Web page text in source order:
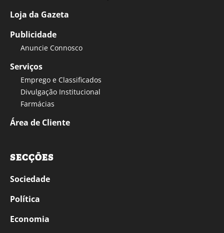
Loja da Gazeta
Publicidade
Anuncie Connosco
Serviços
Emprego e Classificados
Divulgação Institucional
Farmácias
Área de Cliente
SECÇÕES
Sociedade
Política
Economia